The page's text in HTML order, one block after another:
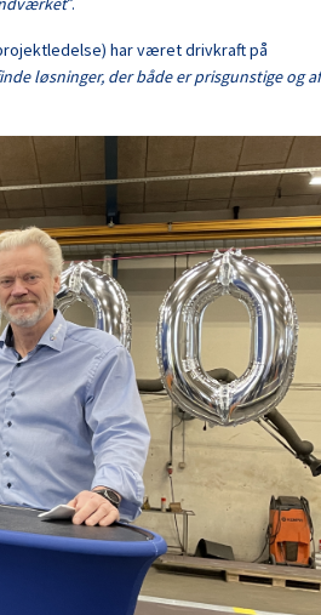
har været drivkraft på
løsninger, der både er prisgunstige og af